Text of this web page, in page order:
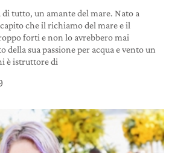
tutto, un amante del mare. Nato a
che il richiamo del mare e il
forti e non lo avrebbero mai
della sua passione per acqua e vento un
è istruttore di